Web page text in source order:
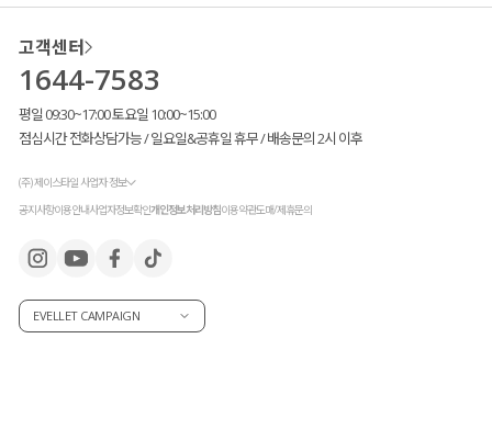
고객센터
1644-7583
평일 09:30~17:00 토요일 10:00~15:00
점심시간 전화상담가능 / 일요일&공휴일 휴무 / 배송문의 2시 이후
(주) 제이스타일 사업자 정보
공지사항이용안내사업자정보확인개인정보처리방침이용약관도매/제휴문의
EVELLET CAMPAIGN